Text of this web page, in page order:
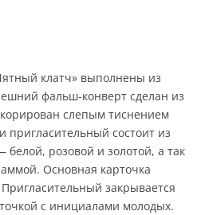
клатч» выполнены из
фальш-конверт сделан из
слепым тиснением
пригласительный состоит из
белой, розовой и золотой, а так
Основная карточка
закрывается
с инициалами молодых.